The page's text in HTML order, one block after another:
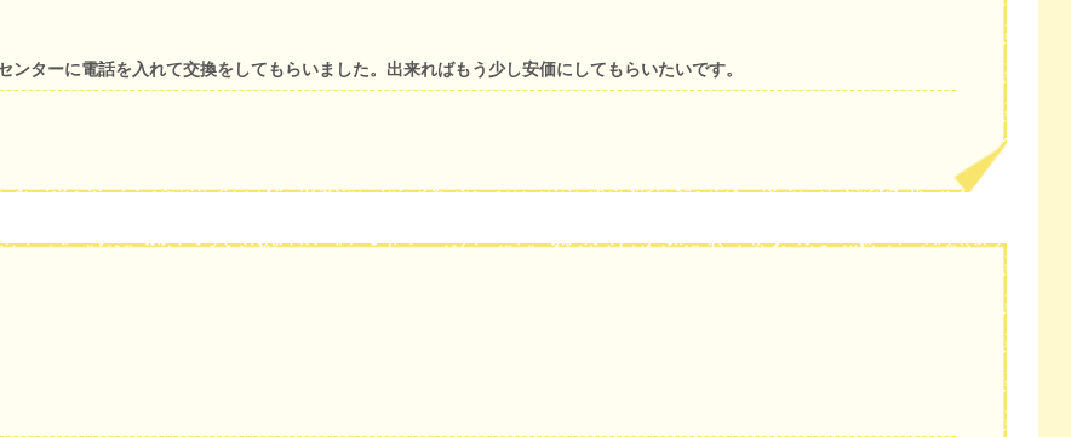
ターに電話を入れて交換をしてもらいました。出来ればもう少し安価にしてもらいたいです。